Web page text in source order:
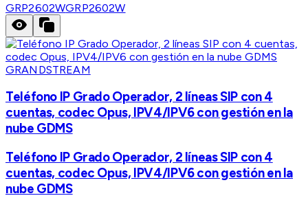
GRP2602WGRP2602W
GRANDSTREAM
Teléfono IP Grado Operador, 2 líneas SIP con 4
cuentas, codec Opus, IPV4/IPV6 con gestión en la
nube GDMS
Teléfono IP Grado Operador, 2 líneas SIP con 4
cuentas, codec Opus, IPV4/IPV6 con gestión en la
nube GDMS